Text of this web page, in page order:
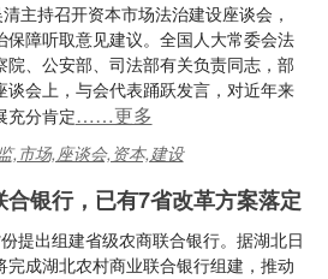
主持召开资本市场法治建设座谈会，
障听取意见建议。全国人大常委会法
、公安部、司法部有关负责同志，部
会上，与会代表踊跃发言，对近年来
充分肯定……更多
,市场,座谈会,资本,建设
银行，已有7省改革方案落定
提出组建省级农商联合银行。据湖北日
成湖北农村商业联合银行组建，推动